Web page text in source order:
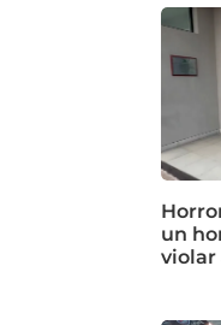
un
violar